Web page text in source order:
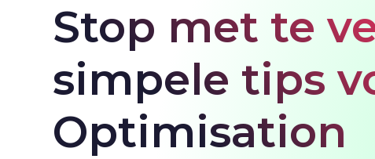
Stop met te
simpele tips
Optimisation